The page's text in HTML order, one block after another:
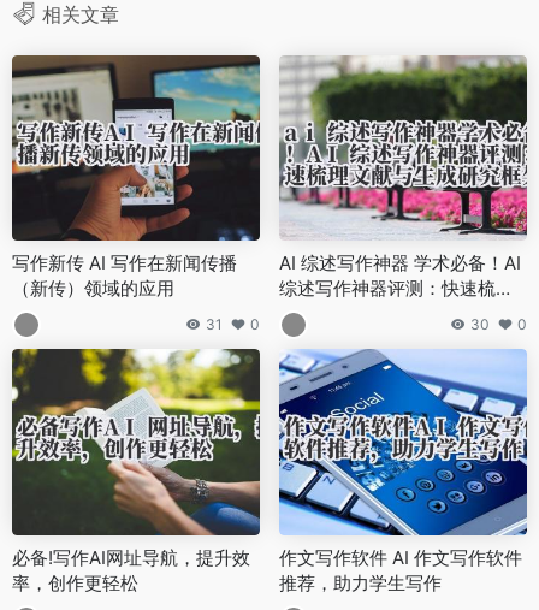
相关文章
写作新传 AI 写作在新闻传播
（新传）领域的应用
31 0
AI 综述写作神器 学术必备！AI
综述写作神器评测：快速梳理
文献与生成研究框架的技巧
30 0
必备!写作AI网址导航，提升效
率，创作更轻松
作文写作软件 AI 作文写作软件
推荐，助力学生写作